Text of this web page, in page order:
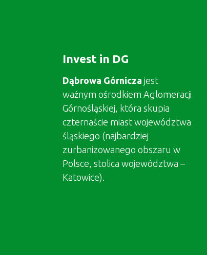
Invest in DG
Dąbrowa Górnicza jest
ważnym ośrodkiem Aglomeracji
Górnośląskiej, która skupia
czternaście miast województwa
śląskiego (najbardziej
zurbanizowanego obszaru w
Polsce, stolica województwa –
Katowice).